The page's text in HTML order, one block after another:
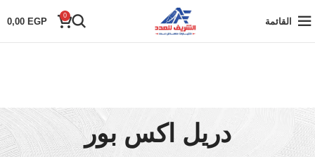
القائمة
0
0,00 EGP
دريل اكس بور